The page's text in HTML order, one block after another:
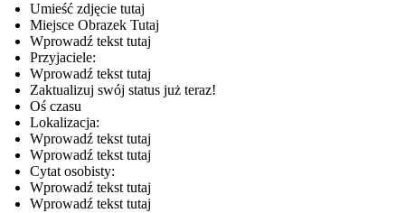
Umieść zdjęcie tutaj
Miejsce Obrazek Tutaj
Wprowadź tekst tutaj
Przyjaciele:
Wprowadź tekst tutaj
Zaktualizuj swój status już teraz!
Oś czasu
Lokalizacja:
Wprowadź tekst tutaj
Wprowadź tekst tutaj
Cytat osobisty:
Wprowadź tekst tutaj
Wprowadź tekst tutaj